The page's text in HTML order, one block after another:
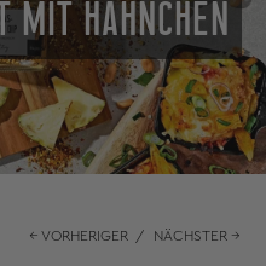
MIT HÄHNCHEN
← VORHERIGER / NÄCHSTER →